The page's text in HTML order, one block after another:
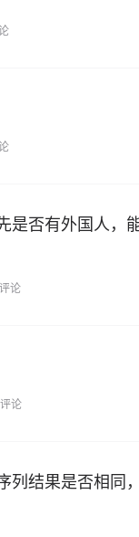
是否有外国人，
论
论
列结果是否相同